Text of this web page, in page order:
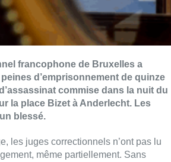
francophone de Bruxelles a
d’emprisonnement de quinze
commise dans la nuit du
la place Bizet à Anderlecht. Les
blessé.
les juges correctionnels n’ont pas lu
même partiellement. Sans